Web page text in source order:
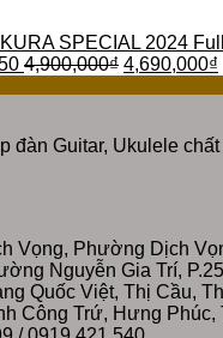
SPECIAL 2024
4,900,000₫ 4,690,000₫
đàn Guitar, Ukulele
Vọng, Phường Dịch
Nguyễn Gia Trí,
Quốc Việt, Thị Cầu,
Công Trứ, Hưng Phúc,